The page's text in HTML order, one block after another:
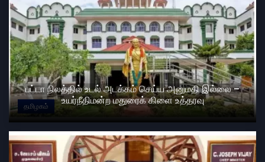
தமிழகம்
பட்டா நிலத்தில் உடல் அடக்கம் செய்ய அனுமதி இல்லை –
உயர்நீதிமன்ற மதுரைக் கிளை உத்தரவு